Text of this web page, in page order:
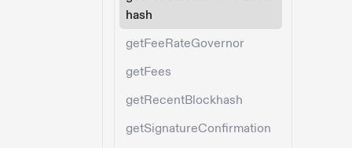
hash
getFeeRateGovernor
getFees
getRecentBlockhash
getSignatureConfirmation